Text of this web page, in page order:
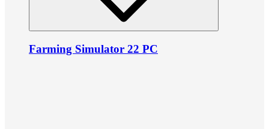
Farming Simulator 22 PC